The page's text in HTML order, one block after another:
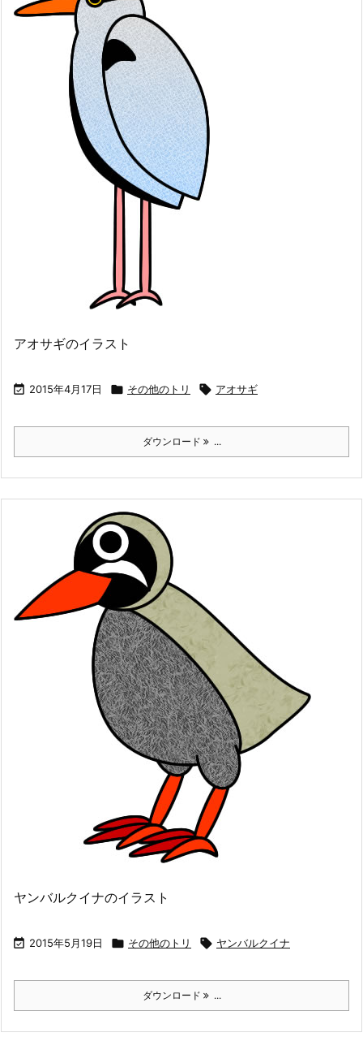
アオサギのイラスト
 2015年4月17日  その他のトリ  アオサギ
ダウンロード ...
ヤンバルクイナのイラスト
 2015年5月19日  その他のトリ  ヤンバルクイナ
ダウンロード ...